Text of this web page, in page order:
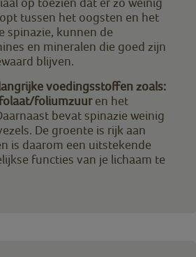
tussen het oogsten en het
spinazie, kunnen de
en mineralen die goed zijn
blijven.
voedingsstoffen zoals:
foliumzuuren het
bevat spinazie weinig
De groente is rijk aan
is daarom een uitstekende
functies van je lichaam te